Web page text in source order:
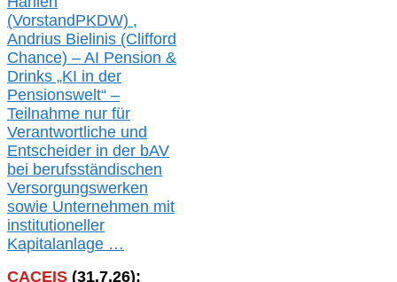
(VorstandPKDW) ,
Andrius Bielinis (Clifford
Chance) – AI Pension &
Drinks „KI in der
Pensionswelt“ –
Teilnahme nur für
Verantwortliche und
Entscheider in der bAV
bei berufsständischen
Versorgungswerken
sowie Unternehmen mit
institutioneller
Kapitalanlage …
CACEIS (31.7.26):